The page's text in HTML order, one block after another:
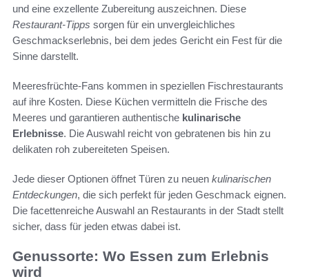
und eine exzellente Zubereitung auszeichnen. Diese
Restaurant-Tipps sorgen für ein unvergleichliches
Geschmackserlebnis, bei dem jedes Gericht ein Fest für die
Sinne darstellt.
Meeresfrüchte-Fans kommen in speziellen Fischrestaurants
auf ihre Kosten. Diese Küchen vermitteln die Frische des
Meeres und garantieren authentische kulinarische
Erlebnisse. Die Auswahl reicht von gebratenen bis hin zu
delikaten roh zubereiteten Speisen.
Jede dieser Optionen öffnet Türen zu neuen kulinarischen
Entdeckungen, die sich perfekt für jeden Geschmack eignen.
Die facettenreiche Auswahl an Restaurants in der Stadt stellt
sicher, dass für jeden etwas dabei ist.
Genussorte: Wo Essen zum Erlebnis
wird